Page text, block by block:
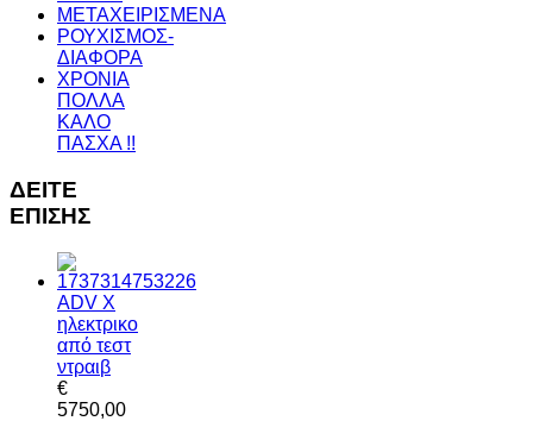
ΜΕΤΑΧΕΙΡΙΣΜΕΝΑ
ΡΟΥΧΙΣΜΟΣ-
ΔΙΑΦΟΡΑ
ΧΡΟΝΙΑ
ΠΟΛΛΑ
ΚΑΛO
ΠΑΣΧΑ !!
ΔΕΙΤΕ
ΕΠΙΣΗΣ
ADV X
ηλεκτρικο
από τεστ
ντραιβ
€
5750,00